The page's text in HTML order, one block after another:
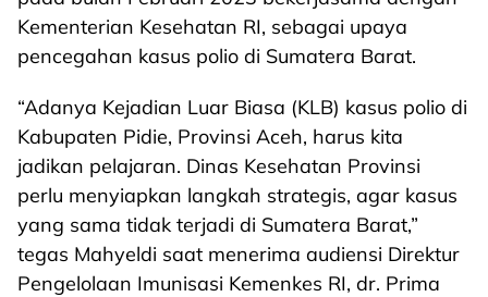
Kementerian Kesehatan RI, sebagai upaya
pencegahan kasus polio di Sumatera Barat.
“Adanya Kejadian Luar Biasa (KLB) kasus polio di
Kabupaten Pidie, Provinsi Aceh, harus kita
jadikan pelajaran. Dinas Kesehatan Provinsi
perlu menyiapkan langkah strategis, agar kasus
yang sama tidak terjadi di Sumatera Barat,”
tegas Mahyeldi saat menerima audiensi Direktur
Pengelolaan Imunisasi Kemenkes RI, dr. Prima